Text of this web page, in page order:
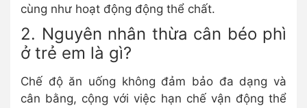
cùng như hoạt động động thể chất.
2. Nguyên nhân thừa cân béo phì
ở trẻ em là gì?
Chế độ ăn uống không đảm bảo đa dạng và
cân bằng, cộng với việc hạn chế vận động thể